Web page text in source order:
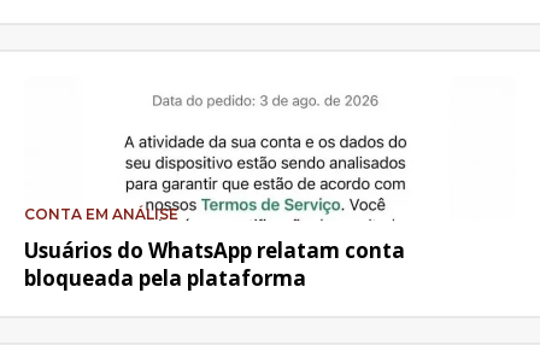
CONTA EM ANÁLISE
Usuários do WhatsApp relatam conta
bloqueada pela plataforma